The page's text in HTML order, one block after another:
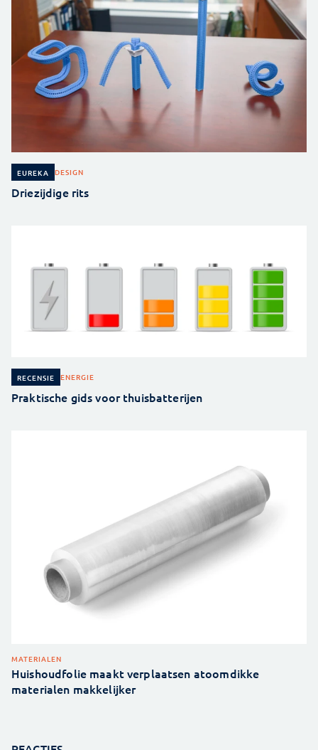
EUREKA DESIGN
Driezijdige rits
RECENSIE ENERGIE
Praktische gids voor thuisbatterijen
MATERIALEN
Huishoudfolie maakt verplaatsen atoomdikke
materialen makkelijker